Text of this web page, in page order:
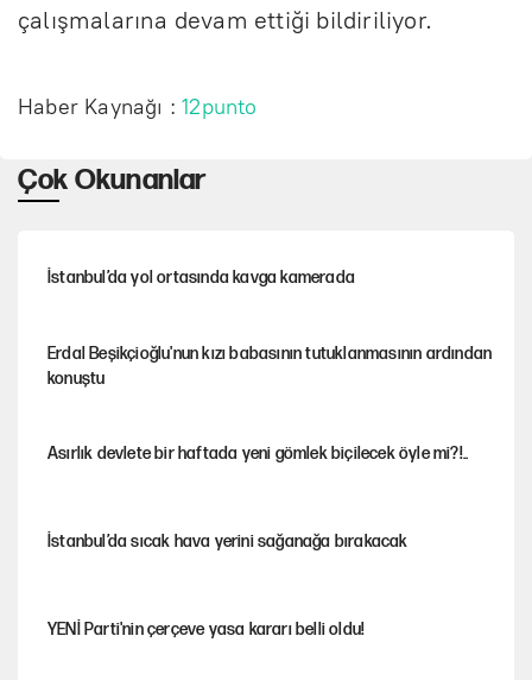
çalışmalarına devam ettiği bildiriliyor.
Haber Kaynağı :12punto
Çok Okunanlar
İstanbul’da yol ortasında kavga kamerada
Erdal Beşikçioğlu'nun kızı babasının tutuklanmasının ardından
konuştu
Asırlık devlete bir haftada yeni gömlek biçilecek öyle mi?!..
İstanbul’da sıcak hava yerini sağanağa bırakacak
YENİ Parti'nin çerçeve yasa kararı belli oldu!